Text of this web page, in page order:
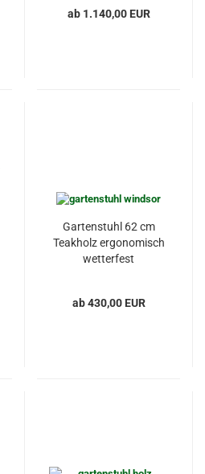
ab 1.140,00 EUR
Gartenstuhl 62 cm
Teakholz ergonomisch
wetterfest
ab 430,00 EUR